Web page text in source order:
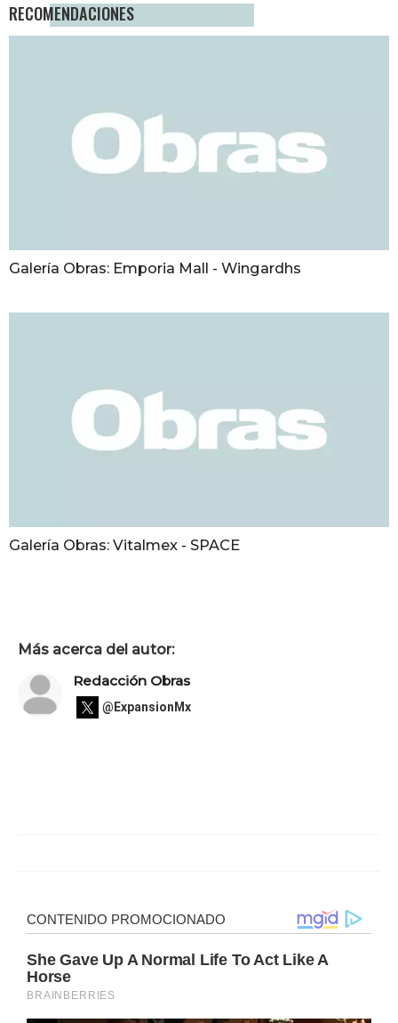
RECOMENDACIONES
Galería Obras: Emporia Mall - Wingardhs
Galería Obras: Vitalmex - SPACE
Más acerca del autor:
Redacción Obras
@ExpansionMx